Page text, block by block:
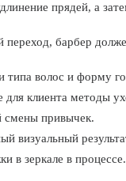
прядей, а
переход, барбер
типа волос и форму
клиента методы
смены привычек.
визуальный
в зеркале в процессе.